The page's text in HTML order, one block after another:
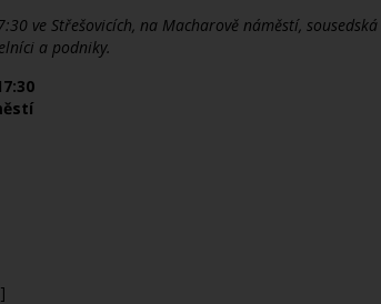
ve Střešovicích, na Macharově náměstí,
a podniky.
]